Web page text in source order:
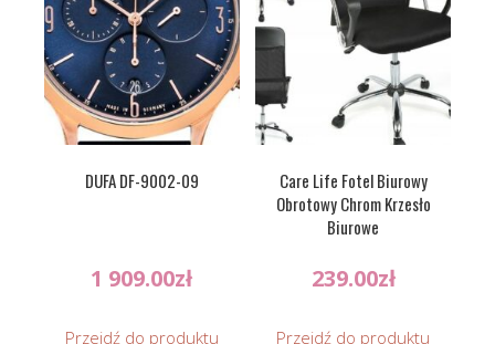
DUFA DF-9002-09
1 909.00zł
Przejdź do produktu
Care Life Fotel Biurowy
Obrotowy Chrom Krzesło
Biurowe
239.00zł
Przejdź do produktu